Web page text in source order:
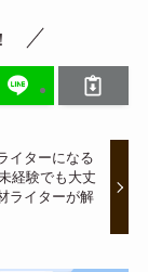
イターになる
経験でも大丈
ライターが解